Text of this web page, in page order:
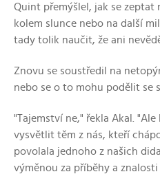
Quint přemýšlel, jak se zeptat
kolem slunce nebo na další
tady tolik naučit, že ani
Znovu se soustředil na
nebo se o to mohu podělit se
"Tajemství ne," řekla Akal.
vysvětlit těm z nás, kteří
povolala jednoho z našich
výměnou za příběhy a